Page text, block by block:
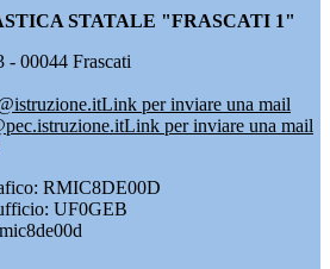
STATALE "FRASCATI 1"
- 00044 Frascati
Link per inviare una mail
Link per inviare una mail
RMIC8DE00D
UF0GEB